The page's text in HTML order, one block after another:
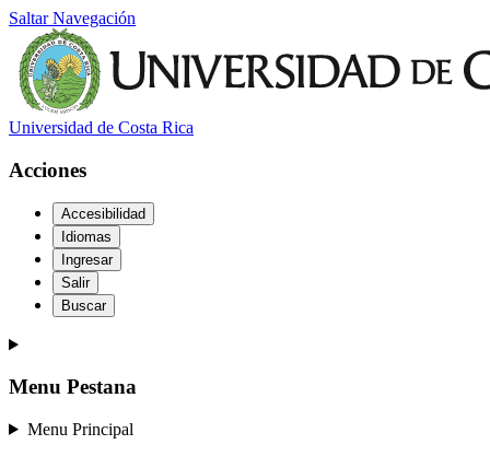
Saltar Navegación
Universidad de Costa Rica
Acciones
Accesibilidad
Idiomas
Ingresar
Salir
Buscar
Menu Pestana
Menu Principal